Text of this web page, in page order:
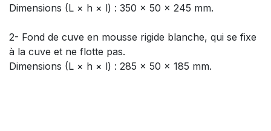
Dimensions (L × h × l) : 350 × 50 × 245 mm.
2- Fond de cuve en mousse rigide blanche, qui se fixe
à la cuve et ne flotte pas.
Dimensions (L × h × l) : 285 × 50 × 185 mm.